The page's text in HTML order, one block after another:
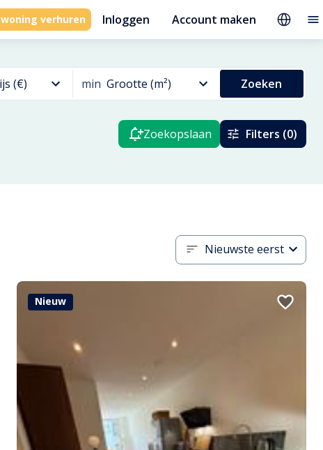
verhuren Inloggen Account maken
(€) min Grootte (m²) Zoeken
Zoekopslaan Filters (0)
Nieuwste eerst
Nieuw